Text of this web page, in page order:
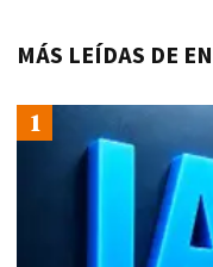
MÁS LEÍDAS DE